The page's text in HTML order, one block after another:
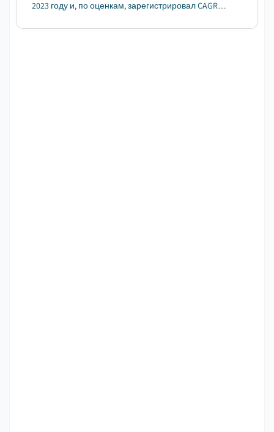
2023 году и, по оценкам, зарегистрировал CAGR